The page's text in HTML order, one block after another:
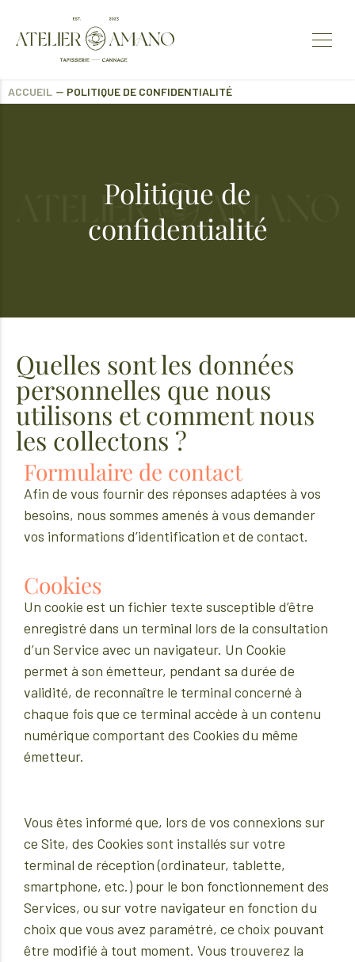
ACCUEIL ⏤ POLITIQUE DE CONFIDENTIALITÉ
Politique de
confidentialité
Quelles sont les données
personnelles que nous
utilisons et comment nous
les collectons ?
Formulaire de contact
Afin de vous fournir des réponses adaptées à vos
besoins, nous sommes amenés à vous demander
vos informations d’identification et de contact.
Cookies
Un cookie est un fichier texte susceptible d’être
enregistré dans un terminal lors de la consultation
d’un Service avec un navigateur. Un Cookie
permet à son émetteur, pendant sa durée de
validité, de reconnaître le terminal concerné à
chaque fois que ce terminal accède à un contenu
numérique comportant des Cookies du même
émetteur.
Vous êtes informé que, lors de vos connexions sur
ce Site, des Cookies sont installés sur votre
terminal de réception (ordinateur, tablette,
smartphone, etc.) pour le bon fonctionnement des
Services, ou sur votre navigateur en fonction du
choix que vous avez paramétré, ce choix pouvant
être modifié à tout moment. Vous trouverez la